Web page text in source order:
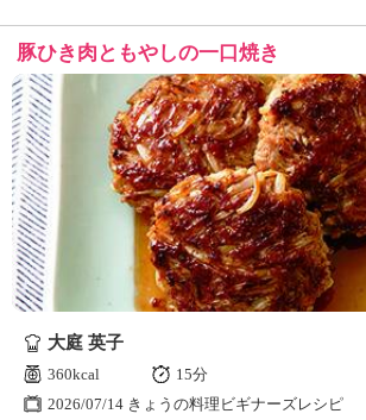
豚ひき肉ともやしの一口焼き
大庭 英子
360kcal
15分
2026/07/14 きょうの料理ビギナーズレシピ